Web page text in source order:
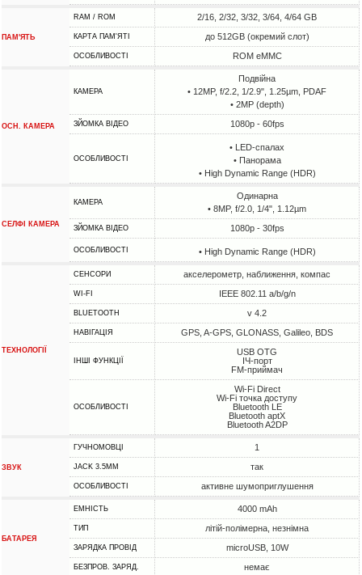
ПАМ'ЯТЬ
RAM / ROM 2/16, 2/32, 3/32, 3/64, 4/64 GB
КАРТА ПАМ'ЯТІ до 512GB (окремий слот)
ОСОБЛИВОСТІ ROM eMMC
ОСН. КАМЕРА
КАМЕРА
Подвійна
• 12MP, f/2.2, 1/2.9", 1.25µm, PDAF
• 2MP (depth)
ЗЙОМКА ВІДЕО 1080p - 60fps
ОСОБЛИВОСТІ
• LED-спалах
• Панорама
• High Dynamic Range (HDR)
СЕЛФІ КАМЕРА
КАМЕРА
Одинарна
• 8MP, f/2.0, 1/4", 1.12µm
ЗЙОМКА ВІДЕО 1080p - 30fps
ОСОБЛИВОСТІ • High Dynamic Range (HDR)
ТЕХНОЛОГІЇ
СЕНСОРИ акселерометр, наближення, компас
WI-FI IEEE 802.11 a/b/g/n
BLUETOOTH v 4.2
НАВІГАЦІЯ GPS, A-GPS, GLONASS, Galileo, BDS
ІНШІ ФУНКЦІЇ
USB OTG
ІЧ-порт
FM-приймач
ОСОБЛИВОСТІ
Wi-Fi Direct
Wi-Fi точка доступу
Bluetooth LE
Bluetooth aptX
Bluetooth A2DP
ЗВУК
ГУЧНОМОВЦІ 1
JACK 3.5MM так
ОСОБЛИВОСТІ активне шумоприглушення
БАТАРЕЯ
ЕМНІСТЬ 4000 mAh
ТИП літій-полімерна, незнімна
ЗАРЯДКА ПРОВІД microUSB, 10W
БЕЗПРОВ. ЗАРЯД. немає